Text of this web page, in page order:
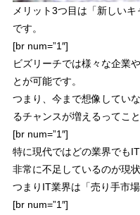
メリット3つ目は「新しいキ
です。
[br num=”1″]
ビズリーチでは様々な企業
とが可能です。
つまり、 今まで想像してい
るチャンスが増えるってこと
[br num=”1″]
特に現代ではどの業界でも
非常に不足しているのが現状
つまりIT業界は「売り手市場
[br num=”1″]